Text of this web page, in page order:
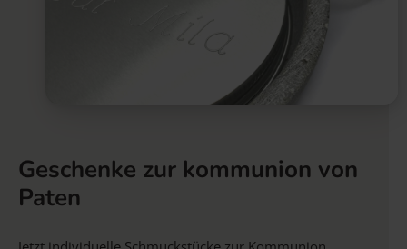
Geschenke zur kommunion von
Paten